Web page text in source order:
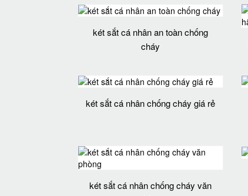
két sắt cá nhân an toàn chống
cháy
két sắt cá nhân chống cháy giá rẻ
két sắt cá nhân chống cháy văn